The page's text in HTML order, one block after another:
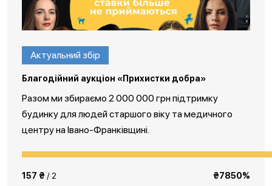
Актуальний збір
Благодійний аукціон «Прихистки добра»
Разом ми збираємо 2 000 000 грн підтримку
будинку для людей старшого віку та медичного
центру на Івано-Франківщині.
157 ₴ / 2 ₴7850%